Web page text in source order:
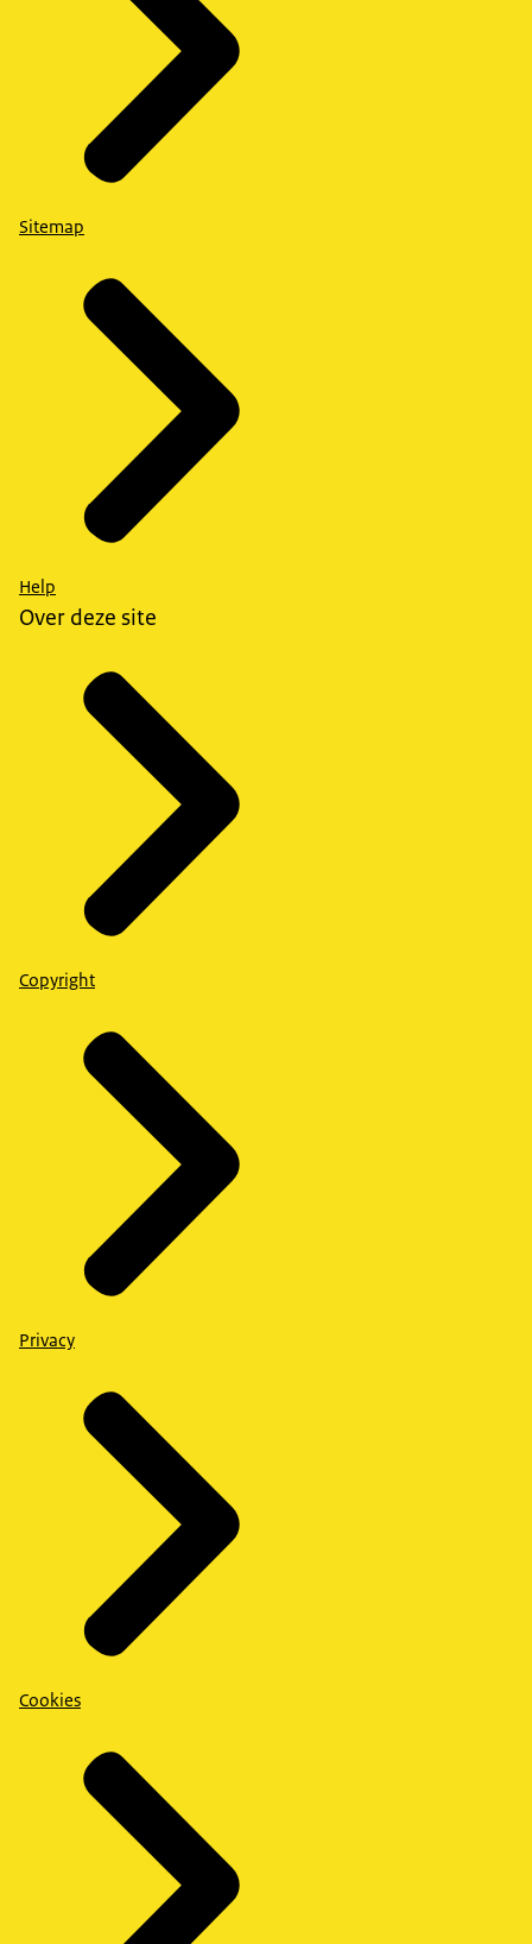
Sitemap
Help
Over deze site
Copyright
Privacy
Cookies